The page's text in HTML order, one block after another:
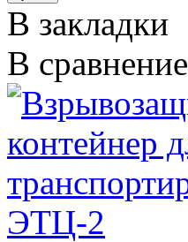
В закладки
В сравнение